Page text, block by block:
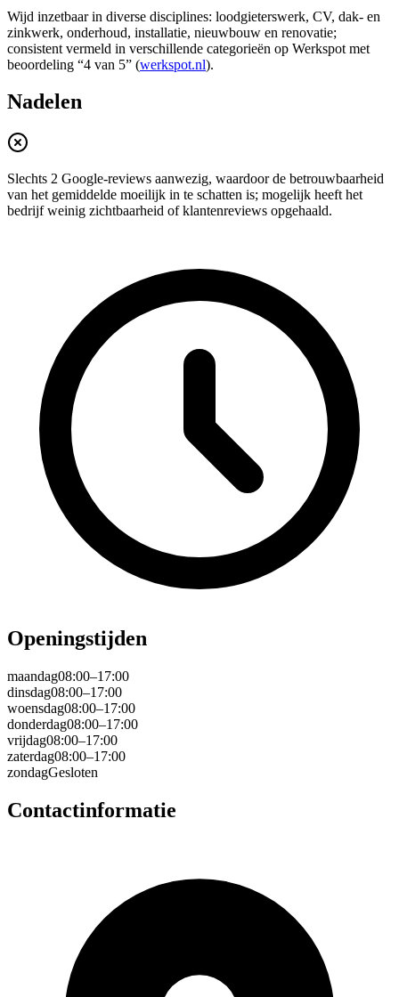
Wijd inzetbaar in diverse disciplines: loodgieterswerk, CV, dak- en
zinkwerk, onderhoud, installatie, nieuwbouw en renovatie;
consistent vermeld in verschillende categorieën op Werkspot met
beoordeling “4 van 5” (werkspot.nl).
Nadelen
Slechts 2 Google-reviews aanwezig, waardoor de betrouwbaarheid
van het gemiddelde moeilijk in te schatten is; mogelijk heeft het
bedrijf weinig zichtbaarheid of klantenreviews opgehaald.
Openingstijden
maandag08:00–17:00
dinsdag08:00–17:00
woensdag08:00–17:00
donderdag08:00–17:00
vrijdag08:00–17:00
zaterdag08:00–17:00
zondagGesloten
Contactinformatie